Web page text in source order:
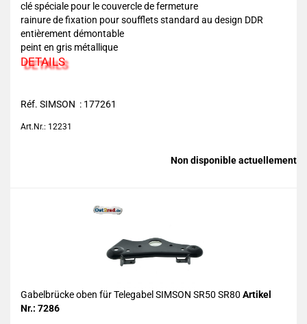
clé spéciale pour le couvercle de fermeture
rainure de fixation pour soufflets standard au design DDR
entièrement démontable
peint en gris métallique
DETAILS
Réf. SIMSON : 177261
Art.Nr.: 12231
Non disponible actuellement
Gabelbrücke oben für Telegabel SIMSON SR50 SR80 Artikel
Nr.: 7286